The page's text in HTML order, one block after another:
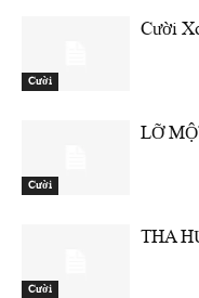
Cười
Cười
Cười
LỠ
Cười
THA